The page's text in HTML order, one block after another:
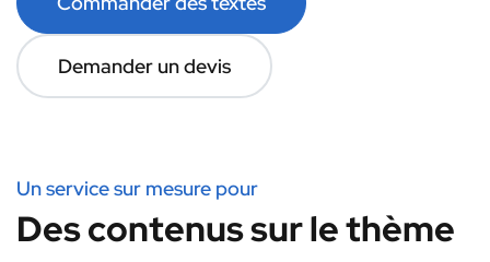
Demander un devis
Un service sur mesure pour
Des contenus sur le thème